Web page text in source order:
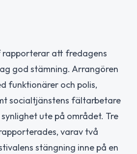
rapporterar att fredagens
god stämning. Arrangören
funktionärer och polis,
socialtjänstens fältarbetare
ute på området. Tre
varav två
stängning inne på en